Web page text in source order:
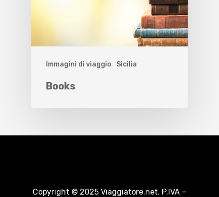
Immagini di viaggio Sicilia
Books
Copyright © 2025 Viaggiatore.net. P.IVA –